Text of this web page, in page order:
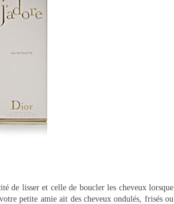
de lisser et celle de boucler les cheveux lorsque
petite amie ait des cheveux ondulés, frisés ou